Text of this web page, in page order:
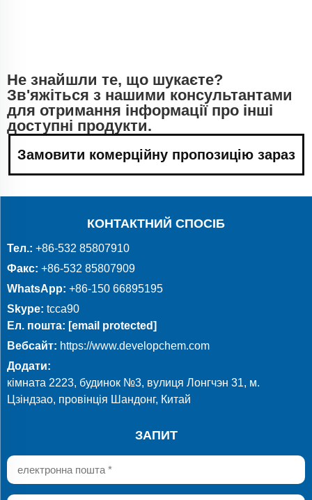
Не знайшли те, що шукаєте?
Зв'яжіться з нашими консультантами
для отримання інформації про інші
доступні продукти.
Замовити комерційну пропозицію зараз
КОНТАКТНИЙ СПОСІБ
Тел.: +86-532 85807910
Факс: +86-532 85807909
WhatsApp: +86-150 66895195
Skype: tcca90
Ел. пошта: [email protected]
Вебсайт: https://www.developchem.com
Додати:
кімната 2223, будинок №3, вулиця Лонгчэн 31, м.
Цзіндзао, провінція Шандонг, Китай
ЗАПИТ